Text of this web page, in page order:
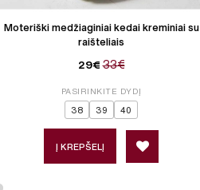
Moteriški medžiaginiai kedai kreminiai su
raišteliais
29€ 33€
PASIRINKITE DYDĮ
38 39 40
Į KREPŠELĮ